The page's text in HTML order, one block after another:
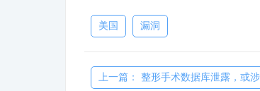
美国 漏洞
上一篇： 整形手术数据库泄露